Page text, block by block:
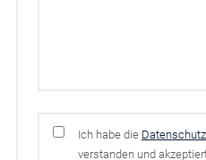
Ich habe die
verstanden und